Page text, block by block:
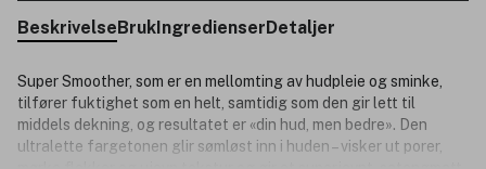
BeskrivelseBrukIngredienserDetaljer
Super Smoother, som er en mellomting av hudpleie og sminke,
tilfører fuktighet som en helt, samtidig som den gir lett til
middels dekning, og resultatet er «din hud, men bedre». Den
ultralette fargetonen glir sømløst inn i huden – visker ut porer,